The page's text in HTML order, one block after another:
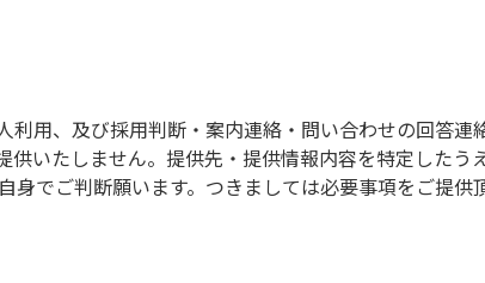
用、及び採用判断・案内連絡・問い合わせの回答連
いたしません。提供先・提供情報内容を特定したう
でご判断願います。つきましては必要事項をご提供